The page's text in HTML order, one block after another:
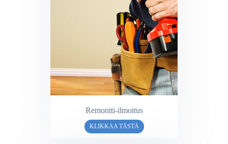
Remontti-ilmoitus
KLIKKAA TÄSTÄ